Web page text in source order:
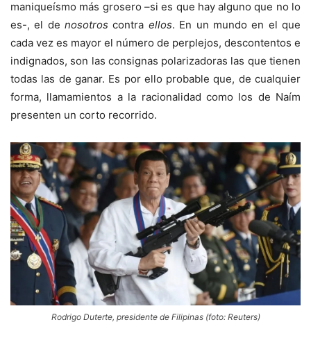
maniqueísmo más grosero –si es que hay alguno que no lo
es-, el denosotros contra ellos. En un mundo en el que
cada vez es mayor el número de perplejos, descontentos e
indignados, son las consignas polarizadoras las que tienen
todas las de ganar. Es por ello probable que, de cualquier
forma, llamamientos a la racionalidad como los de Naím
presenten un corto recorrido.
Rodrigo Duterte, presidente de Filipinas (foto: Reuters)